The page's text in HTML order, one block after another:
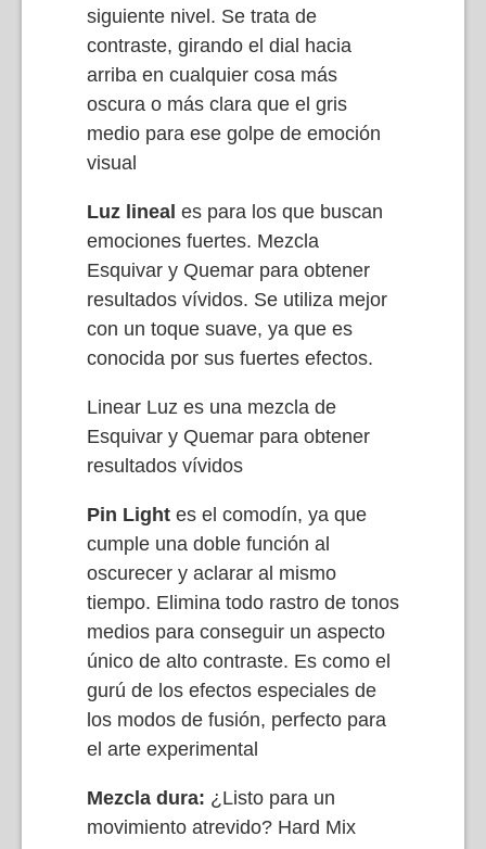
siguiente nivel. Se trata de
contraste, girando el dial hacia
arriba en cualquier cosa más
oscura o más clara que el gris
medio para ese golpe de emoción
visual
Luz lineal es para los que buscan
emociones fuertes. Mezcla
Esquivar y Quemar para obtener
resultados vívidos. Se utiliza mejor
con un toque suave, ya que es
conocida por sus fuertes efectos.
Linear Luz es una mezcla de
Esquivar y Quemar para obtener
resultados vívidos
Pin Light es el comodín, ya que
cumple una doble función al
oscurecer y aclarar al mismo
tiempo. Elimina todo rastro de tonos
medios para conseguir un aspecto
único de alto contraste. Es como el
gurú de los efectos especiales de
los modos de fusión, perfecto para
el arte experimental
Mezcla dura: ¿Listo para un
movimiento atrevido? Hard Mix